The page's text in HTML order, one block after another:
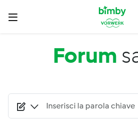
Salta al contenuto principale
Forum